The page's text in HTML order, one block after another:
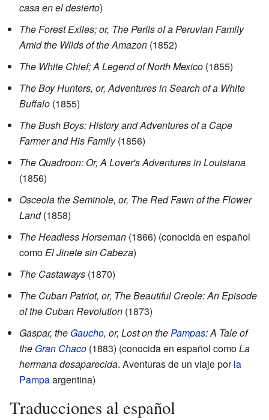
casa en el desierto)
The Forest Exiles; or, The Perils of a Peruvian Family
Amid the Wilds of the Amazon (1852)
The White Chief; A Legend of North Mexico (1855)
The Boy Hunters, or, Adventures in Search of a White
Buffalo (1855)
The Bush Boys: History and Adventures of a Cape
Farmer and His Family(1856)
The Quadroon: Or, A Lover's Adventures in Louisiana
(1856)
Osceola the Seminole, or, The Red Fawn of the Flower
Land(1858)
The Headless Horseman (1866) (conocida en español
comoEl Jinete sin Cabeza)
The Castaways (1870)
The Cuban Patriot, or, The Beautiful Creole: An Episode
of the Cuban Revolution (1873)
Gaspar, the Gaucho, or, Lost on thePampas: A Tale of
the Gran Chaco (1883) (conocida en español comoLa
hermana desaparecida. Aventuras de un viaje porla
Pampaargentina)
Traducciones al español